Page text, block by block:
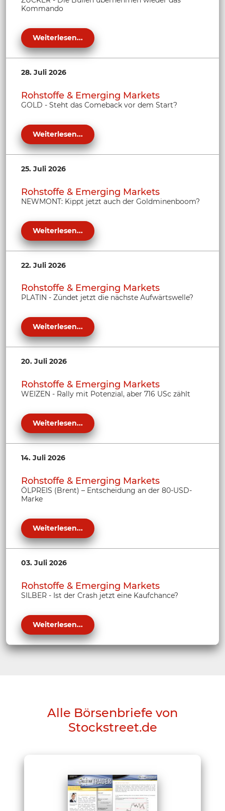
Kommando
Weiterlesen...
28. Juli 2026
Rohstoffe & Emerging Markets
GOLD - Steht das Comeback vor dem Start?
Weiterlesen...
25. Juli 2026
Rohstoffe & Emerging Markets
NEWMONT: Kippt jetzt auch der Goldminenboom?
Weiterlesen...
22. Juli 2026
Rohstoffe & Emerging Markets
PLATIN - Zündet jetzt die nächste Aufwärtswelle?
Weiterlesen...
20. Juli 2026
Rohstoffe & Emerging Markets
WEIZEN - Rally mit Potenzial, aber 716 USc zählt
Weiterlesen...
14. Juli 2026
Rohstoffe & Emerging Markets
ÖLPREIS (Brent) – Entscheidung an der 80-USD-
Marke
Weiterlesen...
03. Juli 2026
Rohstoffe & Emerging Markets
SILBER - Ist der Crash jetzt eine Kaufchance?
Weiterlesen...
Alle Börsenbriefe von
Stockstreet.de